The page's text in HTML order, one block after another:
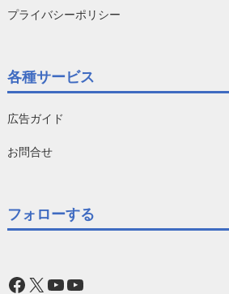
プライバシーポリシー
各種サービス
広告ガイド
お問合せ
フォローする
Facebook
X YouTube
YouTube